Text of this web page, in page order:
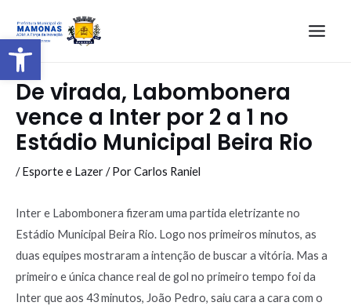
Barra de Ferramentas Aberta
De virada, Labombonera
vence a Inter por 2 a 1 no
Estádio Municipal Beira Rio
/Esporte e Lazer/ PorCarlos Raniel
Inter e Labombonera fizeram uma partida eletrizante no
Estádio Municipal Beira Rio. Logo nos primeiros minutos, as
duas equipes mostraram a intenção de buscar a vitória. Mas a
primeiro e única chance real de gol no primeiro tempo foi da
Inter que aos 43 minutos, João Pedro, saiu cara a cara com o